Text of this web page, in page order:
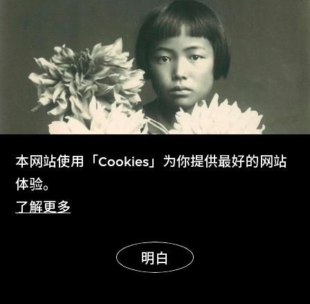
本网站使用「Cookies」为你提供最好的网站
体验。
了解更多
明白
本网页已自動翻译成简体中文。
确认